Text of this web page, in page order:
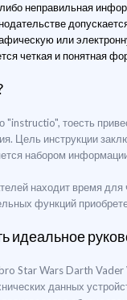
неправильная
или
четкая и понятная
"instructio", тоесть
Цель инструкции
набором
находит время
функций
идеальное
Star Wars Darth
данных